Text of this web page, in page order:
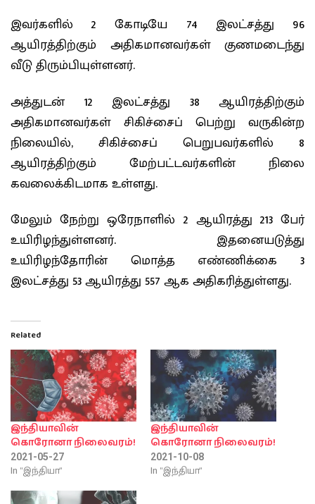
இவர்களில் 2 கோடியே 74 இலட்சத்து 96
ஆயிரத்திற்கும் அதிகமானவர்கள் குணமடைந்து
வீடு திரும்பியுள்ளனர்.
அத்துடன் 12 இலட்சத்து 38 ஆயிரத்திற்கும்
அதிகமானவர்கள் சிகிச்சைப் பெற்று வருகின்ற
நிலையில், சிகிச்சைப் பெறுபவர்களில் 8
ஆயிரத்திற்கும் மேற்பட்டவர்களின் நிலை
கவலைக்கிடமாக உள்ளது.
மேலும் நேற்று ஒரேநாளில் 2 ஆயிரத்து 213 பேர்
உயிரிழந்துள்ளனர். இதனையடுத்து
உயிரிழந்தோரின் மொத்த எண்ணிக்கை 3
இலட்சத்து 53 ஆயிரத்து 557 ஆக அதிகரித்துள்ளது.
Related
இந்தியாவின்
கொரோனா நிலைவரம்!
2021-05-27
In "இந்தியா"
இந்தியாவின்
கொரோனா நிலைவரம்!
2021-10-08
In "இந்தியா"